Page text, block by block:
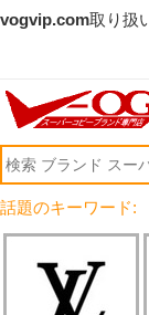
vogvip.com取り扱
話題のキーワード: